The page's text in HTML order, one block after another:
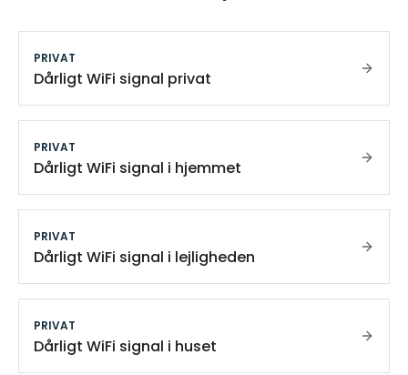
PRIVAT
Dårligt WiFi signal privat
PRIVAT
Dårligt WiFi signal i hjemmet
PRIVAT
Dårligt WiFi signal i lejligheden
PRIVAT
Dårligt WiFi signal i huset